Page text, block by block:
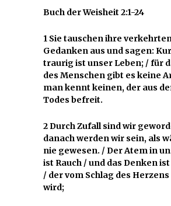
Buch der Weisheit 2:1-24
1 Sie tauschen ihre
Gedanken aus und sagen:
traurig ist unser Leben; / für
des Menschen gibt es keine
man kennt keinen, der aus
Todes befreit.
2 Durch Zufall sind wir
danach werden wir sein, als
nie gewesen. / Der Atem in
ist Rauch / und das Denken
/ der vom Schlag des
wird;